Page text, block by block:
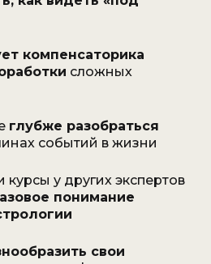
компенсаторика
сложных
глубже разобраться
событий в жизни
у других экспертов
понимание
свои
мысли?